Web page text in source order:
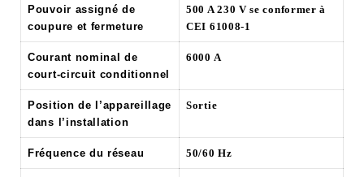
Pouvoir assigné de
coupure et fermeture
500 A 230 V se conformer à
CEI 61008-1
Courant nominal de
court-circuit conditionnel
6000 A
Position de l’appareillage
dans l’installation
Sortie
Fréquence du réseau 50/60 Hz